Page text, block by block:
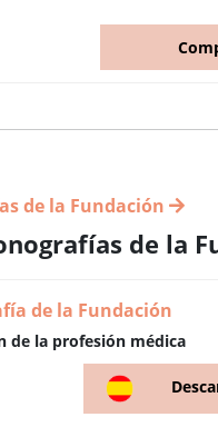
de la Fundación
de la
de la Fundación
de la profesión médica